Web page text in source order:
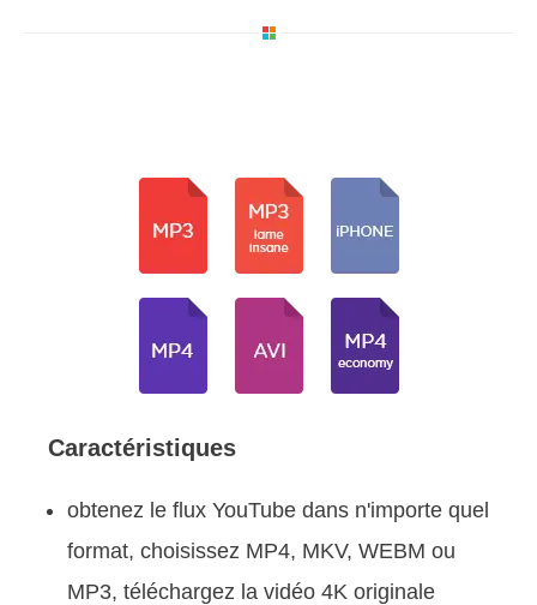
Caractéristiques
obtenez le flux YouTube dans n'importe quel
format, choisissez MP4, MKV, WEBM ou
MP3, téléchargez la vidéo 4K originale